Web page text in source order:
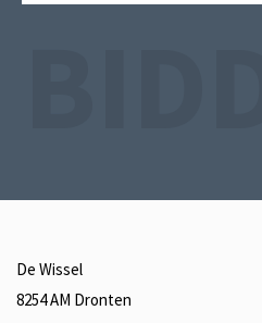
De Wissel
8254 AM Dronten